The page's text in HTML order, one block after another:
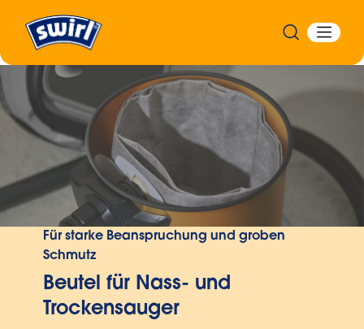
Zurück
Für starke Beanspruchung und groben
Schmutz
Beutel für Nass- und
Trockensauger